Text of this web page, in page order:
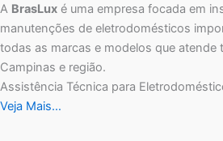
A BrasLux é uma empresa focada em
manutenções de eletrodomésticos
todas as marcas e modelos que atende
Campinas e região.
Assistência Técnica para
Veja Mais…